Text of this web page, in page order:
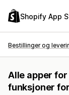
Shopify App
Bestillinger og
Alle apper
funksjoner